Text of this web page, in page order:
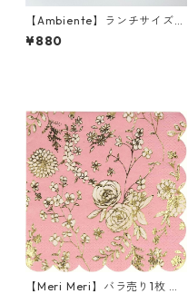
【Ambiente】ランチサイズ
ペーパーナプキン Kittens in
basket ホワイト 20枚入り
¥880
【Meri Meri】バラ売り1枚 カ